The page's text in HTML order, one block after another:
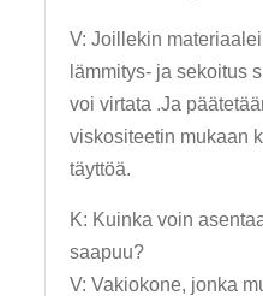
V: Joillekin
lämmitys- ja sekoitus
voi virtata .Ja
viskositeetin mukaan
täyttöä.
K: Kuinka voin
saapuu?
V: Vakiokone, jonka